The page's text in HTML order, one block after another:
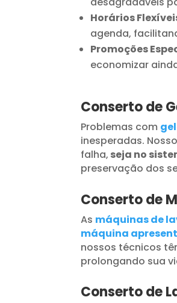
Horários
agenda,
Promoções
economizar
Conserto de
Problemas com
inesperadas.
falha, seja no
preservação dos
Conserto de
As máquinas de
máquina
nossos técnicos
prolongando sua
Conserto de